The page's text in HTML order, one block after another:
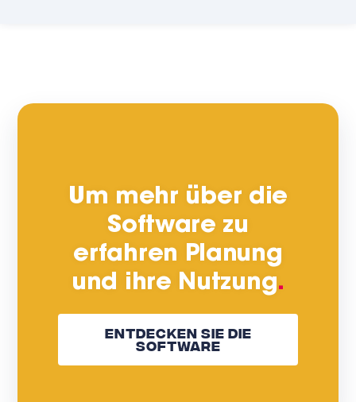
Um mehr über die
Software zu
erfahren Planung
und ihre Nutzung.
Entdecken Sie Die
Software